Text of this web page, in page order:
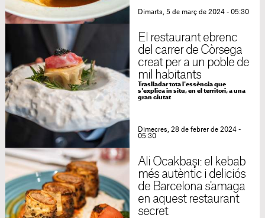
Dimarts, 5 de març de 2024 - 05:30
El restaurant ebrenc
del carrer de Còrsega
creat per a un poble de
mil habitants
Traslladar tota l'essència que
s'explica in situ, en el territori, a una
gran ciutat
Dimecres, 28 de febrer de 2024 -
05:30
Ali Ocakbaşı: el kebab
més autèntic i deliciós
de Barcelona s'amaga
en aquest restaurant
secret